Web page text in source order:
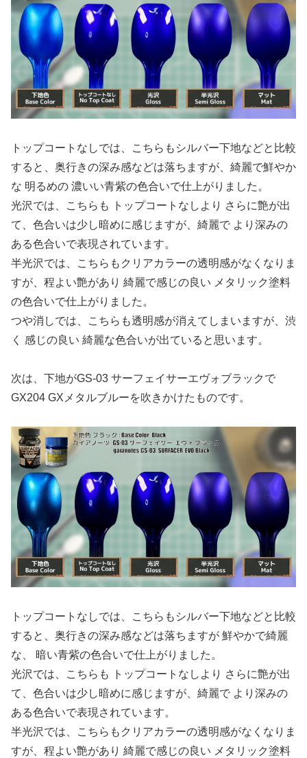
トップコートなしでは、こちらもシルバー下地などと比較
すると、奥行きの深み感などは落ちますが、綺麗で鮮やか
な 明るめの 濃いい青紫の色合いで仕上がりました。
光沢では、こちらも トップコートなしより さらに艶が出
て、色合いは少し暗めに感じますが、綺麗で より深みの
ある色合いで表現されています。
半光沢では、こちらもクリアカラーの透明感がなくなりま
すが、程よい艶があり 綺麗で感じの良い メタリック塗料
の色合いで仕上がりました。
つや消しでは、こちらも透明感が消えてしまいますが、渋
く 感じの良い 綺麗な色合いが出ていると思います。
次は、下地がGS-03 サーフェイサーエヴォブラックで
GX204 GXメタルブルーを吹きかけたものです。
トップコートなしでは、こちらもシルバー下地などと比較
すると、奥行きの深み感などは落ちますが 鮮やかで綺麗
な、 暗い青紫の色合いで仕上がりました。
光沢では、こちらも トップコートなしより さらに艶が出
て、色合いは少し暗めに感じますが、綺麗で より深みの
ある色合いで表現されています。
半光沢では、こちらもクリアカラーの透明感がなくなりま
すが、程よい艶があり 綺麗で感じの良い メタリック塗料